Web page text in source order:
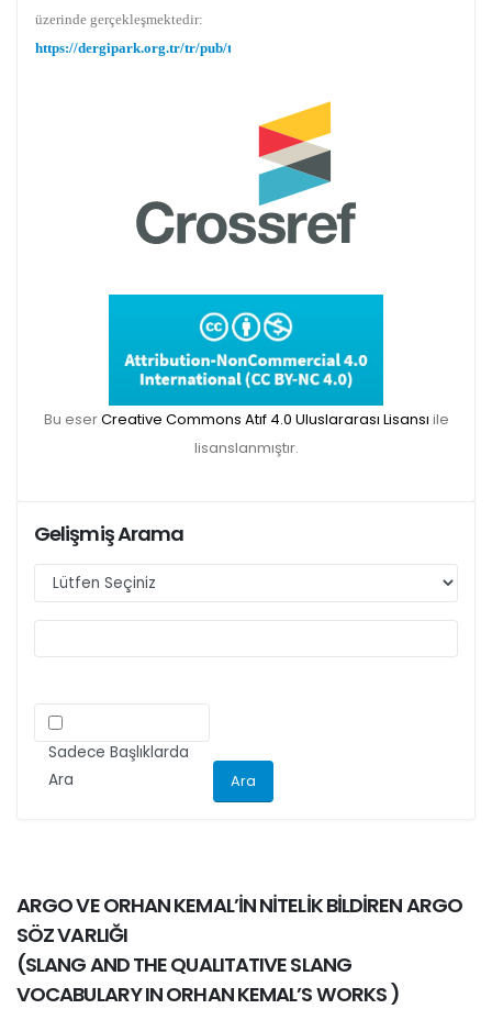
Makale gönderimi için Dergipark sitemizi
https://dergipark.org.tr/tr/pub/teke
TR DIZIN 2020 Etik Kriterleri kapsamında,
dergimize 2020 yılında gönderilen ve
gönderilecek olan yayınlar için Etik Kurul
Belgesi zorunlu olacaktır. Bu kapsamda etik
yöntem bölümünde ilgili Etik Kurul Onayı ile
gönderimi yapacak olan aday yazarlarımızın
ilgili kriteri göz önünde bulundurarak
Bu eserCreative Commons Atıf 4.0 Uluslararası Lisansı ile
lisanslanmıştır.
Gelişmiş Arama
Sadece Başlıklarda
Ara
ARGO VE ORHAN KEMAL’İN NİTELİK BİLDİREN ARGO
SÖZ VARLIĞI
(SLANG AND THE QUALITATIVE SLANG
VOCABULARY IN ORHAN KEMAL’S WORKS)